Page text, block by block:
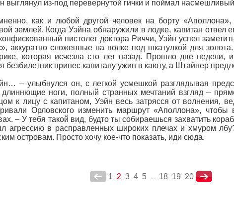
выглянул из-под перевернутой гички и поймал
как и любой другой человек на борту
землей. Когда Уэйна обнаружили в лодке, капитан отвел
пистолет доктора Риччи, Уэйн успел
аккуратно сложенные на полке под шкатулкой для
которая исчезла сто лет назад. Прошло две недели,
безбилетник принес капитану ужин в каюту, а Штайнер
– улыбнулся он, с легкой усмешкой разглядывая
длиннющие ноги, полный странных мечтаний взгляд –
к лицу с капитаном, Уэйн весь затрясся от волнения,
Орловского изменить маршрут «Аполлона», чтобы
– У тебя такой вид, будто ты собираешься захватить
агрессию в расправленных широких плечах и хмуром
островам. Просто хочу кое-что показать, иди сюда.
1 2 3 4 5 ... 18 19 20